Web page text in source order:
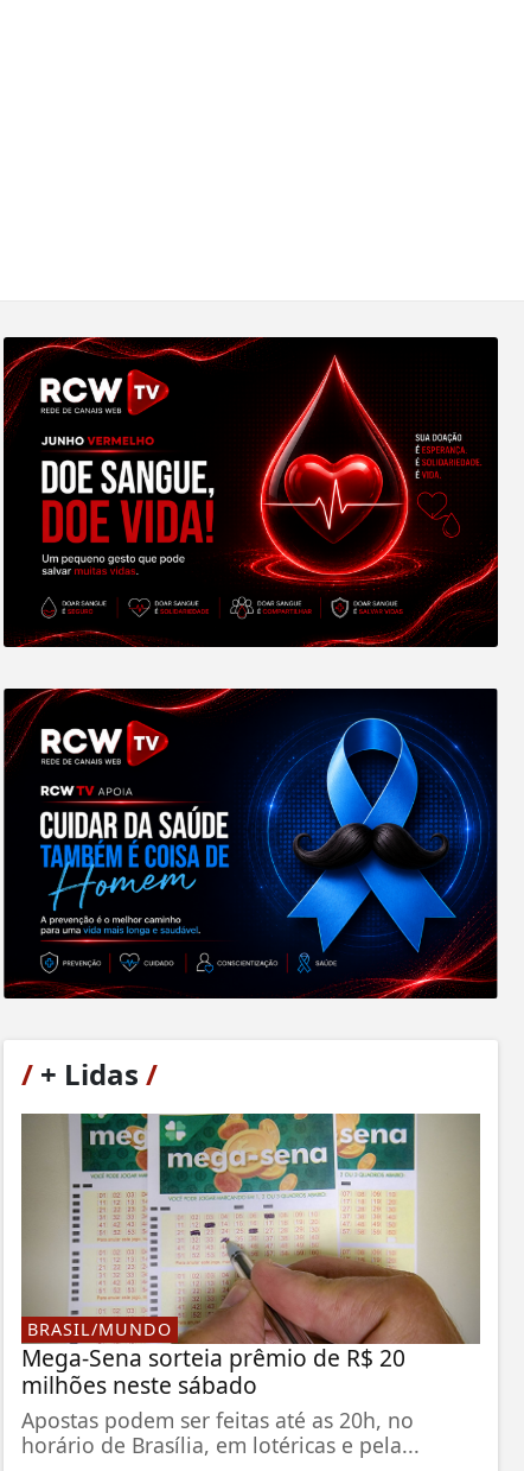
/+ Lidas /
BRASIL/MUNDO
Mega-Sena sorteia prêmio de R$ 20
milhões neste sábado
Apostas podem ser feitas até as 20h, no
horário de Brasília, em lotéricas e pela...